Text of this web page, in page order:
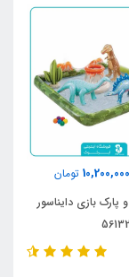
10,200,000 تومان
پارک بازی دایناسور